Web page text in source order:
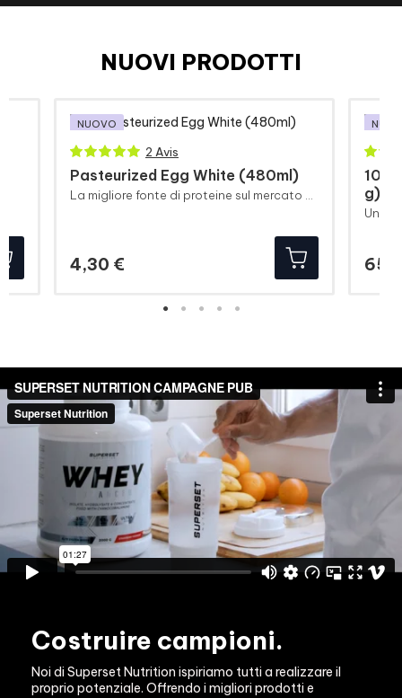
NUOVI PRODOTTI
NUOVO
2 Avis
Pasteurized Egg White (480ml)
4,30 €
g)
Costruire campioni.
Noi di Superset Nutrition ispiriamo tutti a realizzare il
proprio potenziale. Offrendo i migliori prodotti e